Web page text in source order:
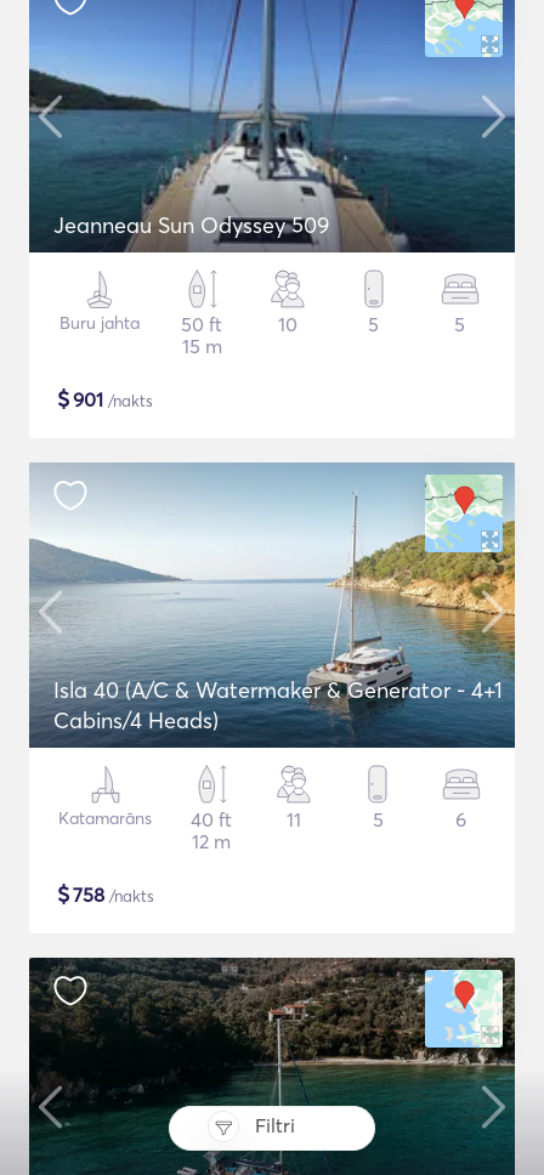
Filtri
Jeanneau Sun Odyssey 509
Buru jahta
50 ft
15 m
10 5 5
$901 /nakts
Isla 40 (A/C & Watermaker & Generator - 4+1
Cabins/4 Heads)
Katamarāns
40 ft
12 m
11 5 6
$758 /nakts